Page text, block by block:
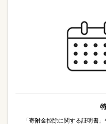
「寄附金控除に関する証明書